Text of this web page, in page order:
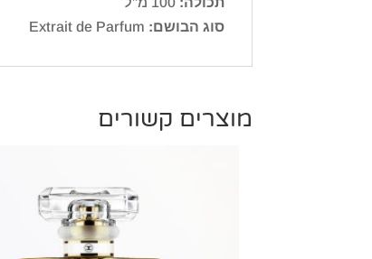
סוג הבושם:
מוצרים קשורים